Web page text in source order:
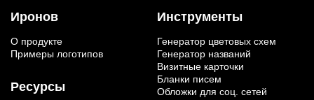
Иронов
О продукте
Примеры логотипов
Ресурсы
Инструменты
Генератор цветовых схем
Генератор названий
Визитные карточки
Бланки писем
Обложки для соц. сетей